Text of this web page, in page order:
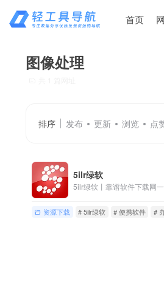
首页
图像处理
排序 发布 更新 浏览 点
5ilr绿软
资源下载 # 5ilr绿软 # 便携软件 #